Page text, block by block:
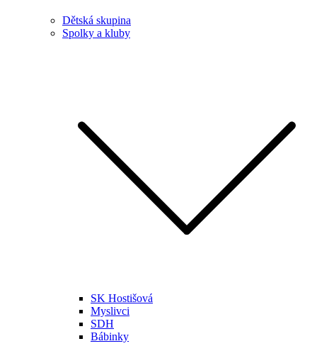
Dětská skupina
Spolky a kluby
SK Hostišová
Myslivci
SDH
Bábinky